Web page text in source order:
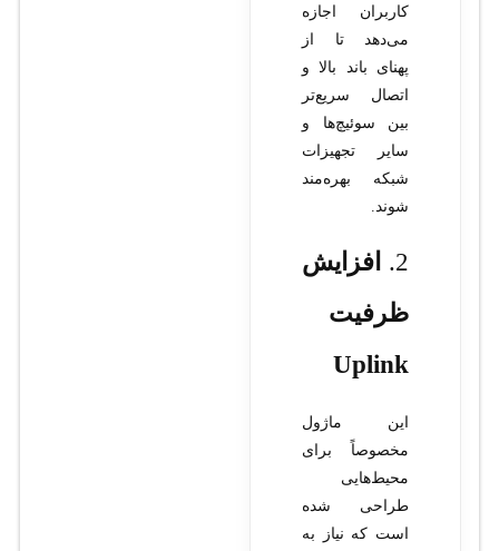
کاربران اجازه
می‌دهد تا از
پهنای باند بالا و
اتصال سریع‌تر
بین سوئیچ‌ها و
سایر تجهیزات
شبکه بهره‌مند
شوند.
2.
افزایش
ظرفیت
Uplink
این ماژول
مخصوصاً برای
محیط‌هایی
طراحی شده
است که نیاز به